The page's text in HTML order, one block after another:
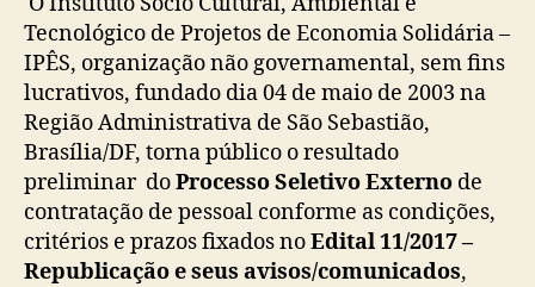
Tecnológico de Projetos de Economia Solidária –
IPÊS, organização não governamental, sem fins
lucrativos, fundado dia 04 de maio de 2003 na
Região Administrativa de São Sebastião,
Brasília/DF, torna público o resultado
preliminar doProcesso Seletivo Externo de
contratação de pessoal conforme as condições,
critérios e prazos fixados noEdital 11/2017 –
Republicação e seus avisos/comunicados,